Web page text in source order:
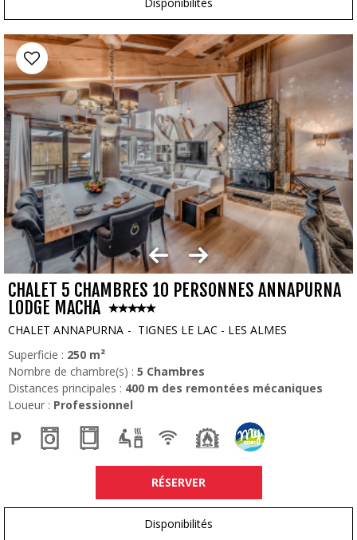
CHALET 5 CHAMBRES 10 PERSONNES ANNAPURNA
LODGE MACHA
CHALET ANNAPURNA
TIGNES LE LAC - LES ALMES
Superficie : 250 m²
Nombre de chambre(s) : 5 Chambres
Distances principales : 400 m des remontées mécaniques
Loueur : Professionnel
RÉSERVER
Disponibilités